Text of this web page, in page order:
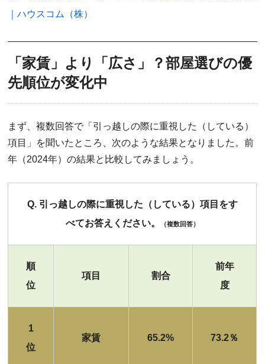
｜ハウスコム（株）
「家賃」より「広さ」？部屋選びの優
先順位が変化中
まず、複数回答で「引っ越しの際に重視した（している）
項目」を聞いたところ、次のような結果となりました。前
年（2024年）の結果と比較してみましょう。
Q. 引っ越しの際に重視した（している）項目をす
べてお答えください。
（複数回答）
順
位
項目 割合
前年
度
1
位
家賃 65.2% 73.2％